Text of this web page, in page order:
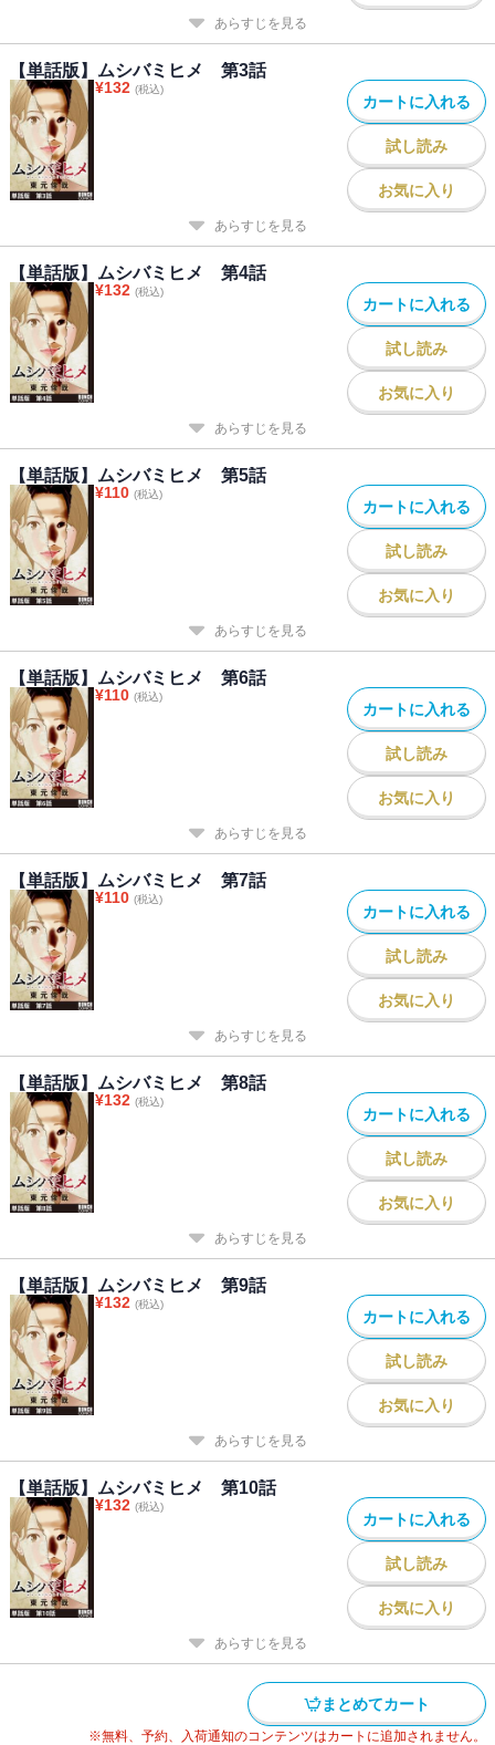
あらすじを見る
【単話版】ムシバミヒメ 第3話
¥132 (税込)
カートに入れる
試し読み
お気に入り
あらすじを見る
【単話版】ムシバミヒメ 第4話
¥132 (税込)
カートに入れる
試し読み
お気に入り
あらすじを見る
【単話版】ムシバミヒメ 第5話
¥110 (税込)
カートに入れる
試し読み
お気に入り
あらすじを見る
【単話版】ムシバミヒメ 第6話
¥110 (税込)
カートに入れる
試し読み
お気に入り
あらすじを見る
【単話版】ムシバミヒメ 第7話
¥110 (税込)
カートに入れる
試し読み
お気に入り
あらすじを見る
【単話版】ムシバミヒメ 第8話
¥132 (税込)
カートに入れる
試し読み
お気に入り
あらすじを見る
【単話版】ムシバミヒメ 第9話
¥132 (税込)
カートに入れる
試し読み
お気に入り
あらすじを見る
【単話版】ムシバミヒメ 第10話
¥132 (税込)
カートに入れる
試し読み
お気に入り
あらすじを見る
まとめてカート
※無料、予約、入荷通知のコンテンツはカートに追加されません。